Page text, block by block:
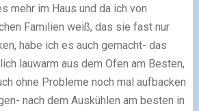
mehr im Haus und da ich von
Familien weiß, das sie fast nur
habe ich es auch gemacht- das
lauwarm aus dem Ofen am Besten,
ohne Probleme noch mal aufbacken
- nach dem Auskühlen am besten in